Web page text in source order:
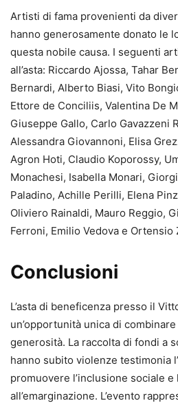
Artisti di fama provenienti da
hanno generosamente donato le
questa nobile causa. I seguenti
all’asta: Riccardo Ajossa, Tahar
Bernardi, Alberto Biasi, Vito
Ettore de Conciliis, Valentina De
Giuseppe Gallo, Carlo Gavazzeni
Alessandra Giovannoni, Elisa
Agron Hoti, Claudio Koporossy,
Monachesi, Isabella Monari,
Paladino, Achille Perilli, Elena
Oliviero Rainaldi, Mauro Reggio,
Ferroni, Emilio Vedova e Ortensio
Conclusioni
L’asta di beneficenza presso il
un’opportunità unica di
generosità. La raccolta di fondi a
hanno subito violenze testimonia
promuovere l’inclusione sociale e
all’emarginazione. L’evento